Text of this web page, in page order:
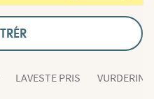
LAVESTE PRIS VURDERING